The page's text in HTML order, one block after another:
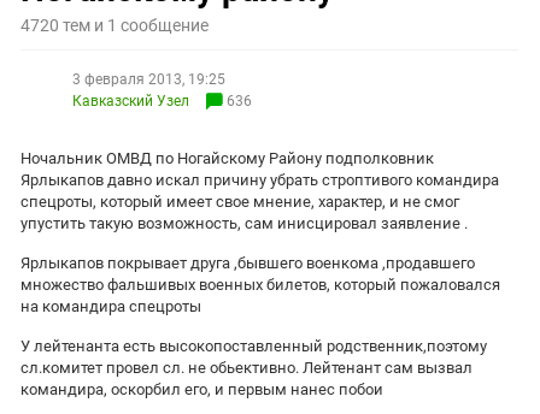
ЗАСТАВЛЯЕТ
ПРЕСЛЕДОВАНИЕ АКТИВИСТОВ
Дагестан
Кабардино-Балкария
Карачаево-Черкесия
Краснодарский край
Российская Федерация
Ростовская область
Северная Осетия - Алания
СКФО
4720 тем и 1 сообщение
3 февраля 2013, 19:25
Кавказский Узел
636
Ночальник ОМВД по Ногайскому Району подполковник
Ярлыкапов давно искал причину убрать строптивого командира
спецроты, который имеет свое мнение, характер, и не смог
упустить такую возможность, сам инисцировал заявление .
Ярлыкапов покрывает друга ,бывшего военкома ,продавшего
множество фальшивых военных билетов, который пожаловался
на командира спецроты
У лейтенанта есть высокопоставленный родственник,поэтому
сл.комитет провел сл. не обьективно. Лейтенант сам вызвал
командира, оскорбил его, и первым нанес побои